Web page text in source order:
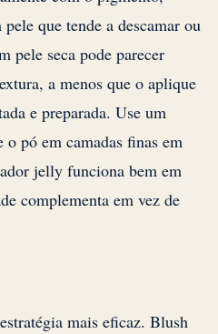
pele que tende a descamar ou
pele seca pode parecer
a menos que o aplique
e preparada. Use um
pó em camadas finas em
jelly funciona bem em
complementa em vez de
mais eficaz. Blush